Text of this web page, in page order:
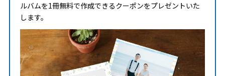
ルバムを1冊無料で作成できるクーポンをプレゼントいた
します。